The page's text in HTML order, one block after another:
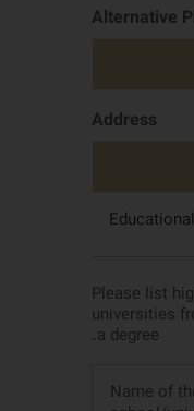
Alternative
Address
Please list
universities
a degree.